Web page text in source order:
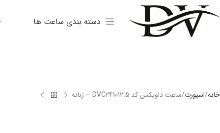
دسته بندی ساعت ها
خانه اسپورت ساعت داویکس کد DVC241012.5 – زنانه